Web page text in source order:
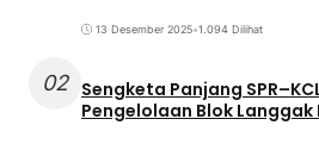
13 Desember 2025•1.094 Dilihat
02 Sengketa Panjang
Pengelolaan Blok Langgak